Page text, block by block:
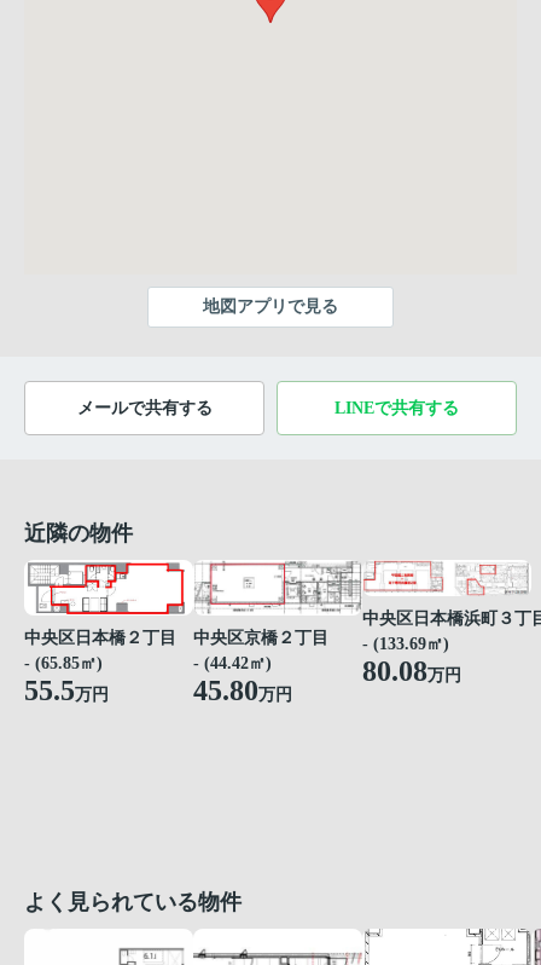
地図アプリで見る
メールで共有する LINEで共有する
近隣の物件
中央区日本橋２丁目
- (65.85㎡)
55.5万円
中央区京橋２丁目
- (44.42㎡)
45.80万円
中央区日本橋浜町３丁
- (133.69㎡)
80.08万円
よく見られている物件